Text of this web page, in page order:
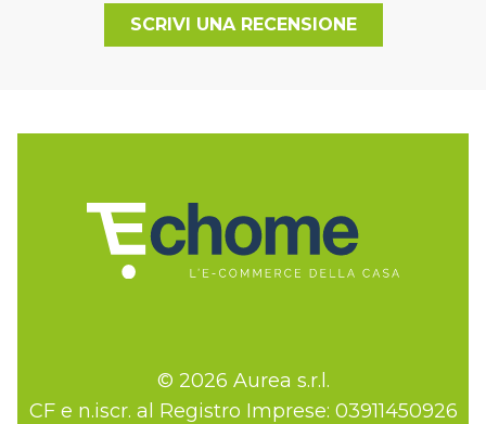
SCRIVI UNA RECENSIONE
© 2026 Aurea s.r.l.
CF e n.iscr. al Registro Imprese: 03911450926